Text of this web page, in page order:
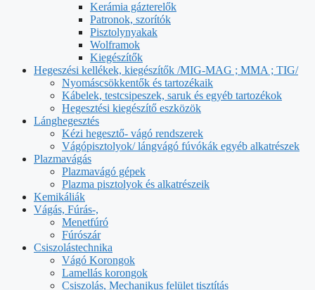
Kerámia gázterelők
Patronok, szorítók
Pisztolynyakak
Wolframok
Kiegészítők
Hegeszési kellékek, kiegészítők /MIG-MAG ; MMA ; TIG/
Nyomáscsökkentők és tartozékaik
Kábelek, testcsipeszek, saruk és egyéb tartozékok
Hegesztési kiegészítő eszközök
Lánghegesztés
Kézi hegesztő- vágó rendszerek
Vágópisztolyok/ lángvágó fúvókák egyéb alkatrészek
Plazmavágás
Plazmavágó gépek
Plazma pisztolyok és alkatrészeik
Kemikáliák
Vágás, Fúrás-,
Menetfúró
Fúrószár
Csiszolástechnika
Vágó Korongok
Lamellás korongok
Csiszolás, Mechanikus felület tisztítás